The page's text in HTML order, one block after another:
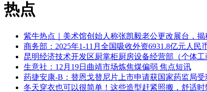
热点
紫牛热点｜美术馆创始人称张凯毅老公更改展台，
商务部：2025年1-11月全国吸收外资6931.8亿元人民
昆明经济技术开发区厨掌柜厨房设备经营部（个体
生意社：12月19日曲靖市场炼焦煤偏弱 焦点短讯
药捷安康-B：替恩戈替尼片上市申请获国家药监局受
冬天穿衣也可以很简单！这些造型赶紧照搬，舒适时